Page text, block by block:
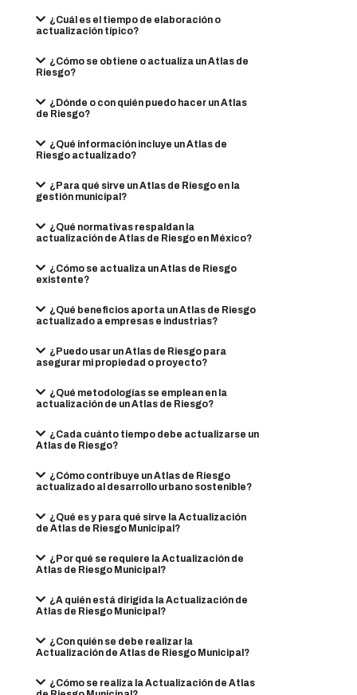
¿Cuál es el tiempo de elaboración o
actualización típico?
¿Cómo se obtiene o actualiza un Atlas de
Riesgo?
¿Dónde o con quién puedo hacer un Atlas
de Riesgo?
¿Qué información incluye un Atlas de
Riesgo actualizado?
¿Para qué sirve un Atlas de Riesgo en la
gestión municipal?
¿Qué normativas respaldan la
actualización de Atlas de Riesgo en México?
¿Cómo se actualiza un Atlas de Riesgo
existente?
¿Qué beneficios aporta un Atlas de Riesgo
actualizado a empresas e industrias?
¿Puedo usar un Atlas de Riesgo para
asegurar mi propiedad o proyecto?
¿Qué metodologías se emplean en la
actualización de un Atlas de Riesgo?
¿Cada cuánto tiempo debe actualizarse un
Atlas de Riesgo?
¿Cómo contribuye un Atlas de Riesgo
actualizado al desarrollo urbano sostenible?
¿Qué es y para qué sirve la Actualización
de Atlas de Riesgo Municipal?
¿Por qué se requiere la Actualización de
Atlas de Riesgo Municipal?
¿A quién está dirigida la Actualización de
Atlas de Riesgo Municipal?
¿Con quién se debe realizar la
Actualización de Atlas de Riesgo Municipal?
¿Cómo se realiza la Actualización de Atlas